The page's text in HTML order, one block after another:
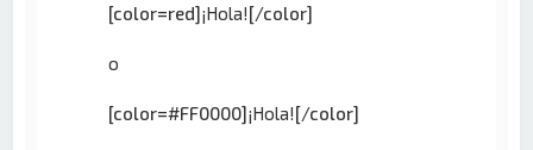
[color=red]¡Hola![/color]
o
[color=#FF0000]¡Hola![/color]